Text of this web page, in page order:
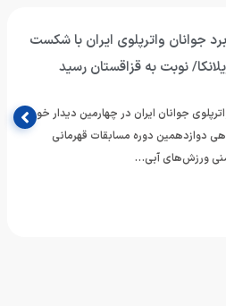
جوانان واترپلوی ایران با شکست
نوبت به قزاقستان رسید
جوانان ایران در چهارمین دیدار خود از
دوازدهمین دوره مسابقات قهرمانی
ورزش‌های آبی…